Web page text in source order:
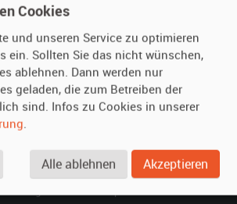
Kontakt
–
Cookies
und unseren Service zu optimieren
ein. Sollten Sie das nicht wünschen,
ablehnen. Dann werden nur
geladen, die zum Betreiben der
sind. Infos zu Cookies in unserer
.
Alle ablehnen Akzeptieren